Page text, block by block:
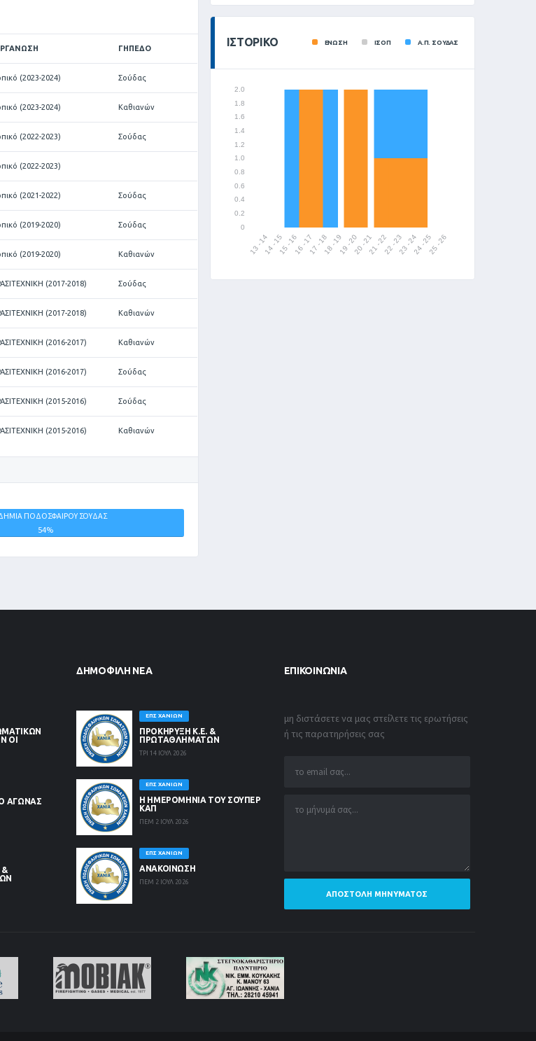
ΓΉΠΕΔΟ
(2023-2024) Σούδας
(2023-2024) Καθιανών
(2022-2023) Σούδας
(2022-2023)
(2021-2022) Σούδας
(2019-2020) Σούδας
(2019-2020) Καθιανών
(2017-2018) Σούδας
(2017-2018) Καθιανών
(2016-2017) Καθιανών
(2016-2017) Σούδας
(2015-2016) Σούδας
(2015-2016) Καθιανών
ΠΟΔΟΣΦΑΙΡΟΥ ΣΟΥΔΑΣ
54%
ΙΣΤΟΡΙΚΌ ΕΝΩΣΗ ΙΣΟΠ Α.Π. ΣΟΥΔΑΣ
ΟΙ
ΑΓΩΝΑΣ
ΔΗΜΟΦΙΛΉ ΝΈΑ
ΕΠΣ ΧΑΝΊΩΝ
ΠΡΟΚΗΡΥΞΗ Κ.Ε. &
ΠΡΩΤΑΘΛΗΜΑΤΩΝ
ΤΡΙ 14 ΙΟΥΛ 2026
ΕΠΣ ΧΑΝΊΩΝ
Η ΗΜΕΡΟΜΗΝΙΑ ΤΟΥ ΣΟΥΠΕΡ
ΚΑΠ
ΠΕΜ 2 ΙΟΥΛ 2026
ΕΠΣ ΧΑΝΊΩΝ
ΑΝΑΚΟΙΝΩΣΗ
ΠΕΜ 2 ΙΟΥΛ 2026
ΕΠΙΚΟΙΝΩΝΊΑ
μη διστάσετε να μας στείλετε τις ερωτήσεις
ή τις παρατηρήσεις σας
ΑΠΟΣΤΟΛΉ ΜΗΝΎΜΑΤΟΣ